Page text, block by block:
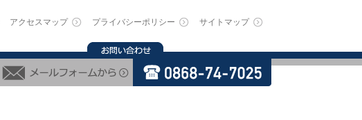
アクセスマップ プライバシーポリシー サイトマップ